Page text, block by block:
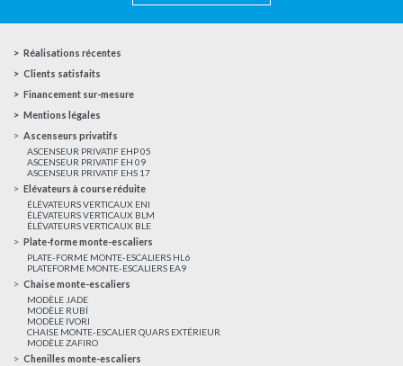
Réalisations récentes
Clients satisfaits
Financement sur-mesure
Mentions légales
Ascenseurs privatifs
ASCENSEUR PRIVATIF EHP 05
ASCENSEUR PRIVATIF EH 09
ASCENSEUR PRIVATIF EHS 17
Elévateurs à course réduite
ÉLÉVATEURS VERTICAUX ENI
ÉLÉVATEURS VERTICAUX BLM
ÉLÉVATEURS VERTICAUX BLE
Plate-forme monte-escaliers
PLATE-FORME MONTE-ESCALIERS HL6
PLATEFORME MONTE-ESCALIERS EA9
Chaise monte-escaliers
MODÈLE JADE
MODÈLE RUBÍ
MODÈLE IVORI
CHAISE MONTE-ESCALIER QUARS EXTÉRIEUR
MODÈLE ZAFIRO
Chenilles monte-escaliers